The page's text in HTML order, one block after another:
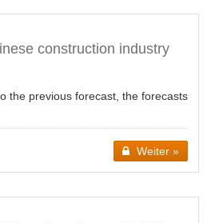
construction industry
the previous forecast, the forecasts
Weiter »